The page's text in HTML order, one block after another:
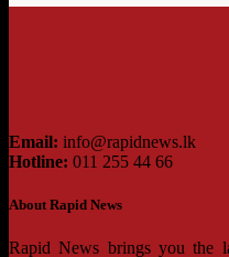
Email: info@rapidnews.lk
Hotline: 011 255 44 66
About Rapid News
Rapid News brings you the